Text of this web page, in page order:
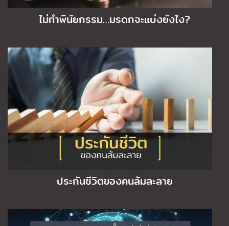
ไม่ทำพินัยกรรม…มรดกจะแบ่งยังไง?
ประกันชีวิตของคนล้มละลาย